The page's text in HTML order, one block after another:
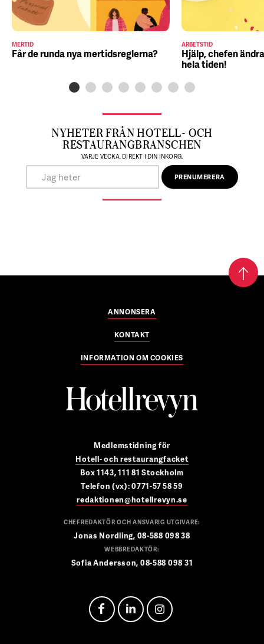
MERTID
Får de runda nya mertidsreglerna?
ARBETSTID
Hjälp, chefen
hela tiden!
NYHETER FRÅN HOTELL- OCH
RESTAURANGBRANSCHEN
VARJE VECKA, DIREKT I DIN INKORG.
ANNONSERA
KONTAKT
INFORMATION OM COOKIES
Medlemstidning för
Hotell- och restaurangfacket
Box 1143, 111 81 Stockholm
Telefon (vx): 0771-57 58 59
redaktionen@hotellrevyn.se
CHEFREDAKTÖR OCH ANSVARIG UTGIVARE:
Jonas Nordling, 08-588 098 38
WEBBREDAKTÖR:
Sofia Andersson, 08-588 098 31